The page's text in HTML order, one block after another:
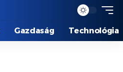
Gazdaság Technológia